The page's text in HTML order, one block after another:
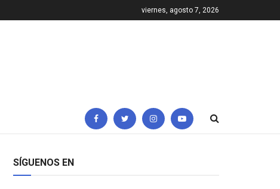
viernes, agosto 7, 2026
SÍGUENOS EN